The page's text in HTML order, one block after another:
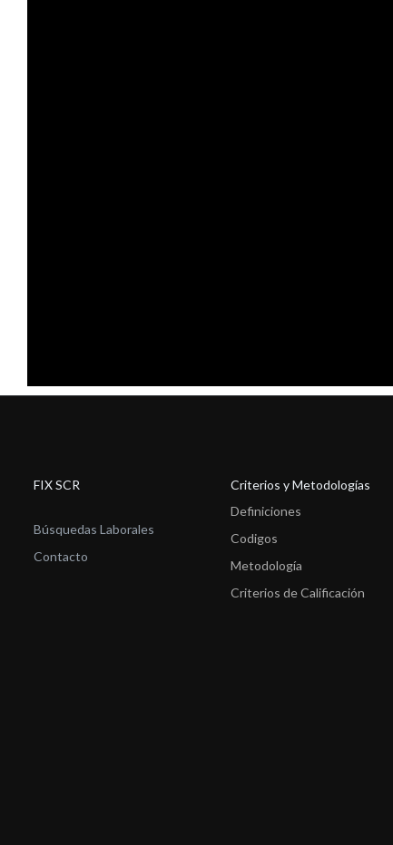
FIX SCR
Búsquedas Laborales
Contacto
Criterios y Metodologías
Definiciones
Codigos
Metodología
Criterios de Calificación